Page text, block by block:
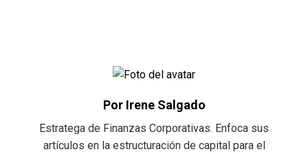
Por Irene Salgado
Estratega de Finanzas Corporativas. Enfoca sus
artículos en la estructuración de capital para el